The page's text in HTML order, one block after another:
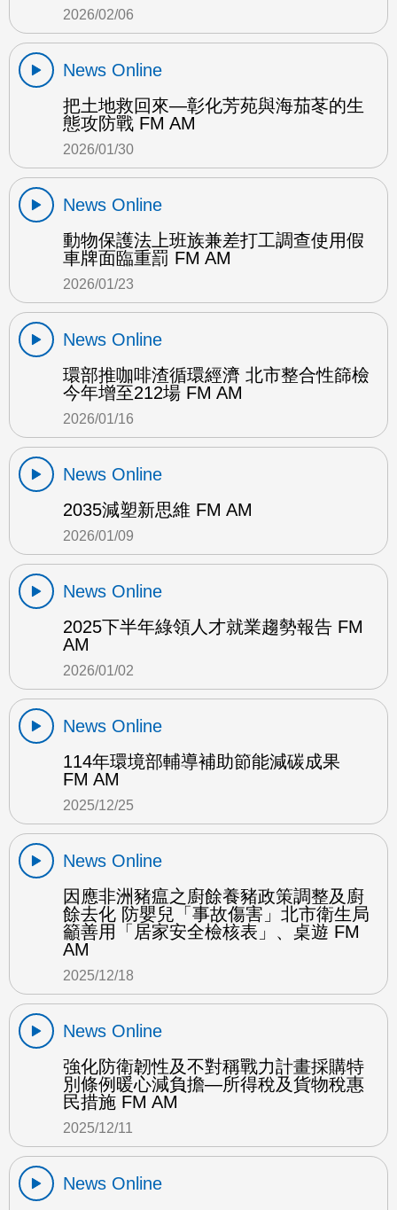
2026/02/06
News Online
把土地救回來—彰化芳苑與海茄苳的生
態攻防戰 FM AM
2026/01/30
News Online
動物保護法上班族兼差打工調查使用假
車牌面臨重罰 FM AM
2026/01/23
News Online
環部推咖啡渣循環經濟 北市整合性篩檢
今年增至212場 FM AM
2026/01/16
News Online
2035減塑新思維 FM AM
2026/01/09
News Online
2025下半年綠領人才就業趨勢報告 FM
AM
2026/01/02
News Online
114年環境部輔導補助節能減碳成果
FM AM
2025/12/25
News Online
因應非洲豬瘟之廚餘養豬政策調整及廚
餘去化 防嬰兒「事故傷害」北市衛生局
籲善用「居家安全檢核表」、桌遊 FM
AM
2025/12/18
News Online
強化防衛韌性及不對稱戰力計畫採購特
別條例暖心減負擔—所得稅及貨物稅惠
民措施 FM AM
2025/12/11
News Online